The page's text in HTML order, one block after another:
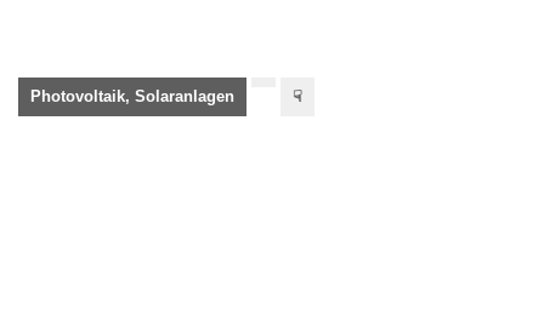
Photovoltaik, Solaranlagen ☟